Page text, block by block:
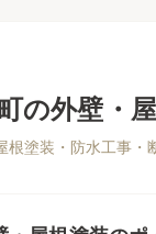
の外壁・
根塗装・防水工事・